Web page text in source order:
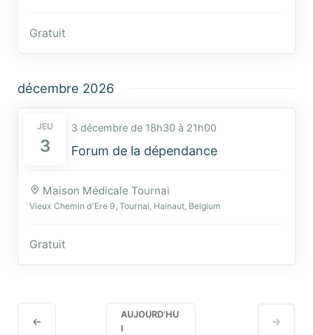
Gratuit
décembre 2026
JEU
3 Forum de la dépendance
3 décembre de 18h30 à 21h00
Maison Médicale Tournai
Vieux Chemin d'Ere 9, Tournai, Hainaut, Belgium
Gratuit
AUJOURD’HU
I